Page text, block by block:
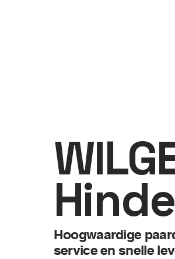
Hoogwaardige
service en snelle